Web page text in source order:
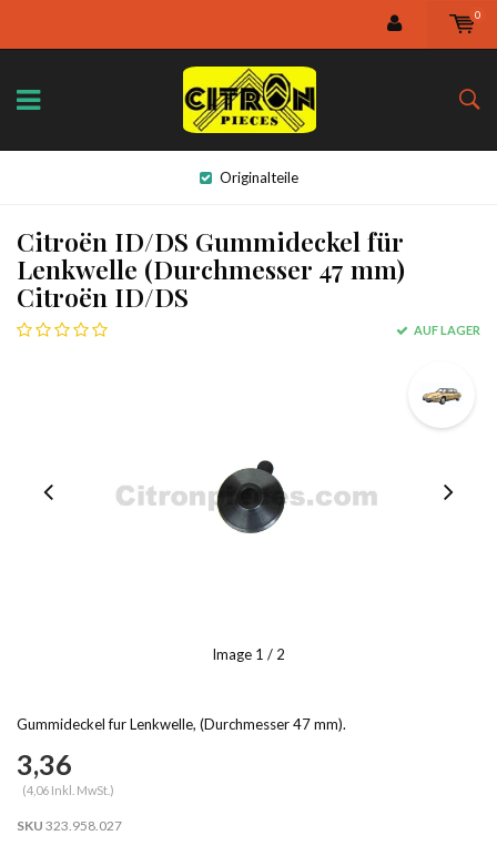
0
Originalteile
Citroën ID/DS Gummideckel für
Lenkwelle (Durchmesser 47 mm)
Citroën ID/DS
AUF LAGER
Image 1 / 2
Gummideckel fur Lenkwelle, (Durchmesser 47 mm).
3,36
(4,06 Inkl. MwSt.)
SKU 323.958.027